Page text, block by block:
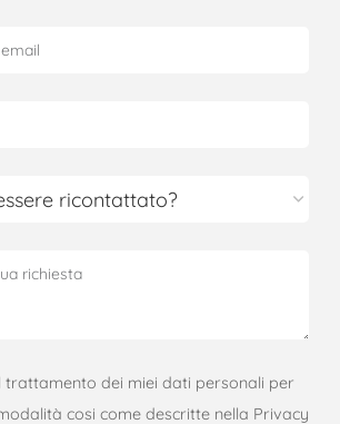
trattamento dei miei dati personali per
cosi come descritte nella Privacy